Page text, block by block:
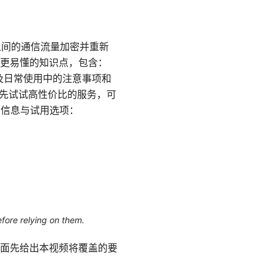
的通信流量加密并重新
易懂的知识点，包含：
常使用中的注意事项和
试试高性价比的服务，可
息与试用选项：
relying on them.
先给出本视频将覆盖的要